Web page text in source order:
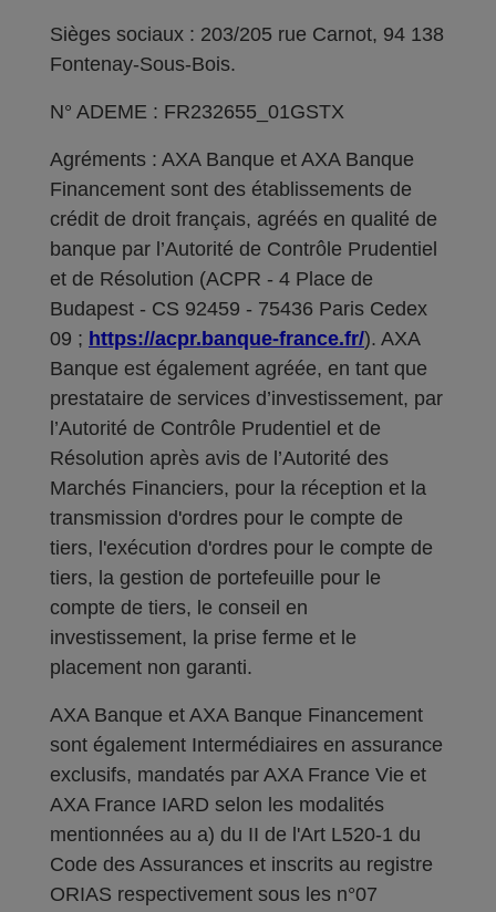
Sièges sociaux : 203/205 rue Carnot, 94 138
Fontenay-Sous-Bois.
N° ADEME : FR232655_01GSTX
Agréments : AXA Banque et AXA Banque
Financement sont des établissements de
crédit de droit français, agréés en qualité de
banque par l’Autorité de Contrôle Prudentiel
et de Résolution (ACPR - 4 Place de
Budapest - CS 92459 - 75436 Paris Cedex
09 ; https://acpr.banque-france.fr/). AXA
Banque est également agréée, en tant que
prestataire de services d’investissement, par
l’Autorité de Contrôle Prudentiel et de
Résolution après avis de l’Autorité des
Marchés Financiers, pour la réception et la
transmission d'ordres pour le compte de
tiers, l'exécution d'ordres pour le compte de
tiers, la gestion de portefeuille pour le
compte de tiers, le conseil en
investissement, la prise ferme et le
placement non garanti.
AXA Banque et AXA Banque Financement
sont également Intermédiaires en assurance
exclusifs, mandatés par AXA France Vie et
AXA France IARD selon les modalités
mentionnées au a) du II de l'Art L520-1 du
Code des Assurances et inscrits au registre
ORIAS respectivement sous les n°07